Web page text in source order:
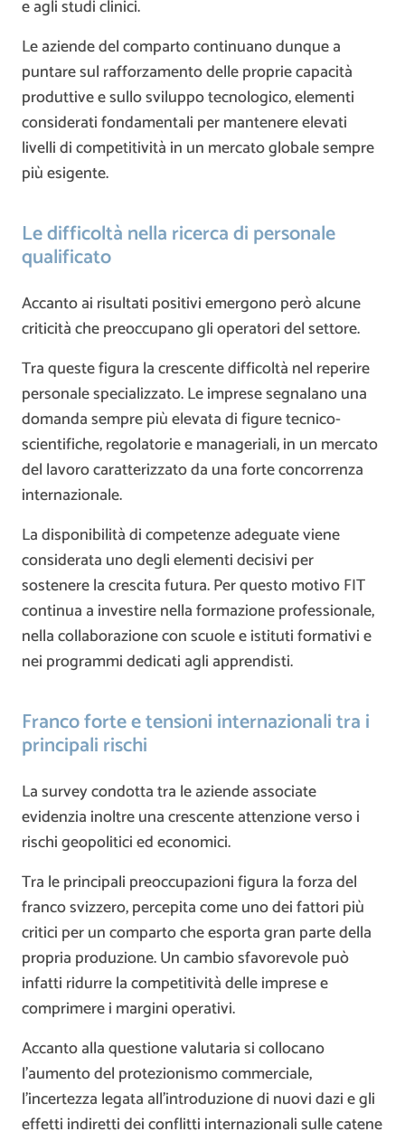
e agli studi clinici.
Le aziende del comparto continuano dunque a
puntare sul rafforzamento delle proprie capacità
produttive e sullo sviluppo tecnologico, elementi
considerati fondamentali per mantenere elevati
livelli di competitività in un mercato globale sempre
più esigente.
Le difficoltà nella ricerca di personale
qualificato
Accanto ai risultati positivi emergono però alcune
criticità che preoccupano gli operatori del settore.
Tra queste figura la crescente difficoltà nel reperire
personale specializzato. Le imprese segnalano una
domanda sempre più elevata di figure tecnico-
scientifiche, regolatorie e manageriali, in un mercato
del lavoro caratterizzato da una forte concorrenza
internazionale.
La disponibilità di competenze adeguate viene
considerata uno degli elementi decisivi per
sostenere la crescita futura. Per questo motivo FIT
continua a investire nella formazione professionale,
nella collaborazione con scuole e istituti formativi e
nei programmi dedicati agli apprendisti.
Franco forte e tensioni internazionali tra i
principali rischi
La survey condotta tra le aziende associate
evidenzia inoltre una crescente attenzione verso i
rischi geopolitici ed economici.
Tra le principali preoccupazioni figura la forza del
franco svizzero, percepita come uno dei fattori più
critici per un comparto che esporta gran parte della
propria produzione. Un cambio sfavorevole può
infatti ridurre la competitività delle imprese e
comprimere i margini operativi.
Accanto alla questione valutaria si collocano
l’aumento del protezionismo commerciale,
l’incertezza legata all’introduzione di nuovi dazi e gli
effetti indiretti dei conflitti internazionali sulle catene